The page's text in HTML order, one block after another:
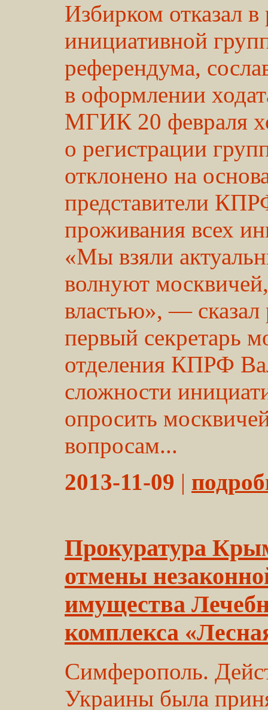
Избирком отказал в
инициативной
референдума,
в оформлении
МГИК 20 февраля
о регистрации
отклонено на
представители
проживания всех
«Мы взяли
волнуют
властью», —
первый секретарь
отделения КПРФ
сложности
опросить
вопросам...
2013-11-09 |
Прокуратура
отмены
имущества
комплекса
Симферополь.
Украины была